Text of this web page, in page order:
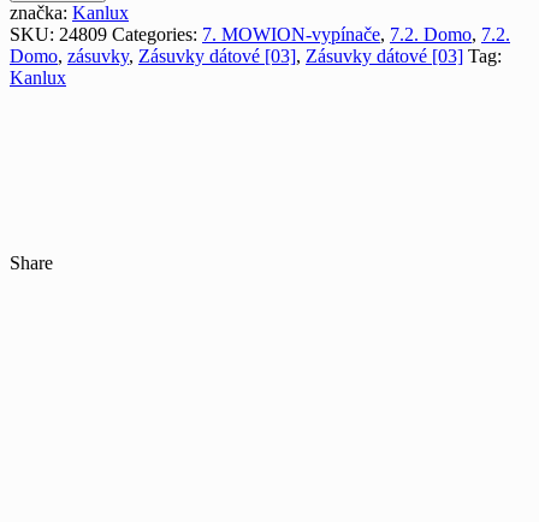
značka: Kanlux
SKU: 24809 Categories: 7. MOWION-vypínače, 7.2. Domo, 7.2.
Domo, zásuvky, Zásuvky dátové [03], Zásuvky dátové [03] Tag:
Kanlux
Share